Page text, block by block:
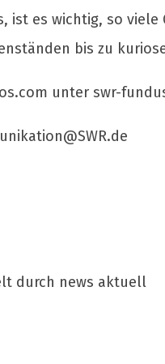
ist es wichtig, so
bis zu
unter swr-
durch news aktuell